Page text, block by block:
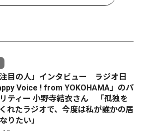
目の人」インタビュー ラジオ日
Voice ! from YOKOHAMA」のパ
ティー 小野寺結衣さん 「孤独を
れたラジオで、今度は私が誰かの居
りたい」